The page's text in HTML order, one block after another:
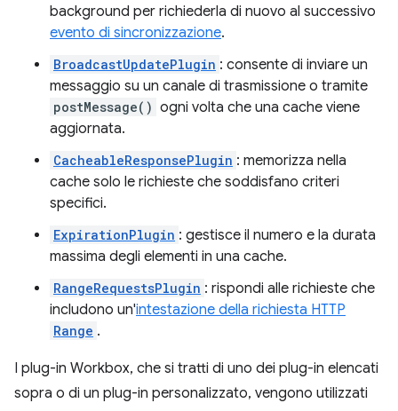
background per richiederla di nuovo al successivo
evento di sincronizzazione.
BroadcastUpdatePlugin : consente di inviare un
messaggio su un canale di trasmissione o tramite
postMessage() ogni volta che una cache viene
aggiornata.
CacheableResponsePlugin : memorizza nella
cache solo le richieste che soddisfano criteri
specifici.
ExpirationPlugin : gestisce il numero e la durata
massima degli elementi in una cache.
RangeRequestsPlugin : rispondi alle richieste che
includono un'intestazione della richiesta HTTP
Range .
I plug-in Workbox, che si tratti di uno dei plug-in elencati
sopra o di un plug-in personalizzato, vengono utilizzati